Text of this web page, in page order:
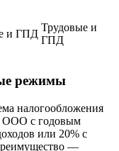
и ГПД
Трудовые и
ГПД
режимы
налогообложения
ООО с годовым
или 20% с
—